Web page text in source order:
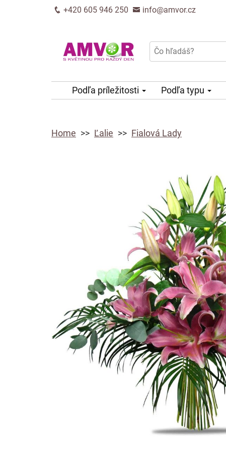
+420 605 946 250 info@amvor.cz
Podľa príležitosti Podľa typu
Home Ľalie Fialová Lady